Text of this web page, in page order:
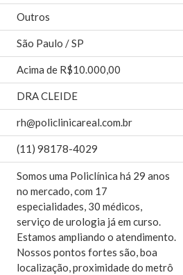
Outros
São Paulo / SP
Acima de R$10.000,00
DRA CLEIDE
rh@policlinicareal.com.br
(11) 98178-4029
Somos uma Policlínica há 29 anos
no mercado, com 17
especialidades, 30 médicos,
serviço de urologia já em curso.
Estamos ampliando o atendimento.
Nossos pontos fortes são, boa
localização, proximidade do metrô